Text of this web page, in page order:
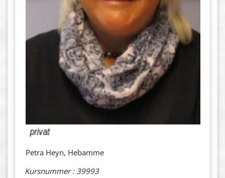
Petra Heyn, Hebamme
Kursnummer : 39993